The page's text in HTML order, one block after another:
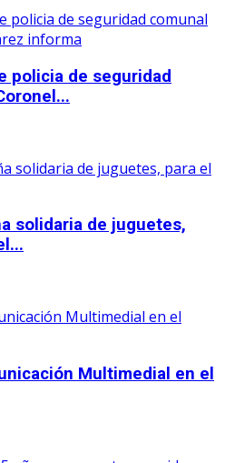
policia de seguridad
solidaria de juguetes,
Multimedial en el